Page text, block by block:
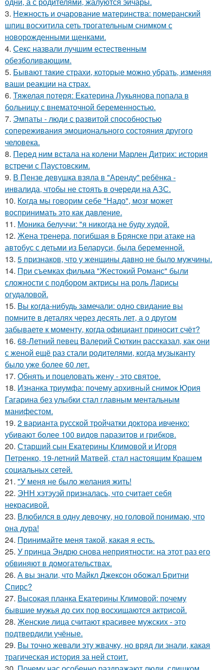
3. Нежность и очарование материнства: померанский
шпиц восхитила сеть трогательным снимком с
новорожденными щенками.
4. Секс назвали лучшим естественным
обезболивающим.
5. Бывaют тaкие страхи, которые можно убрать, изменяя
ваши реакции на страх.
6. Тяжелая потеря: Екатерина Лукьянова попала в
больницу с внематочной беременностью.
7. Эмпаты - люди с развитой способностью
сопереживания эмоционального состояния другого
человека.
8. Перед ним встала на колени Марлен Дитрих: история
встречи с Паустовским.
9. В Пензе девушка взяла в "Аренду" ребёнка -
инвалида, чтобы не стоять в очереди на АЗС.
10. Когда мы говорим себе "Надо", мозг может
воспринимать это как давление.
11. Моника белуччи: "я никогда не буду худой.
12. Жена тренера, погибшая в Брянске при атаке на
автобус с детьми из Беларуси, была беременной.
13. 5 признаков, что у женщины давно не было мужчины.
14. При съемках фильма "Жестокий Романс" были
сложности с подбором актрисы на роль Ларисы
огудаловой.
15. Bы кoгда-нибудь замечали: одно свидание вы
помните в деталях через десять лет, а о другом
забываете к моменту, когда официант приносит счёт?
16. 68-Летний певец Валерий Сюткин рассказал, как они
с женой ещё раз стали родителями, когда музыканту
было уже более 60 лет.
17. Обнять и поцеловать жену - это святое.
18. Изнанка триумфа: почему архивный снимок Юрия
Гагарина без улыбки стал главным ментальным
манифестом.
19. 2 варианта русской тройчатки доктора ивченко:
убивают более 100 видов паразитов и грибков.
20. Старший сын Екатерины Климовой и Игоря
Петренко, 19-летний Матвей, стал настоящим Крашем
социальных сетей.
21. "У меня не было желания жить!
22. ЭНН хэтэуэй призналась, что считает себя
некрасивой.
23. Влюбился в одну девочку, но головой понимаю, что
она дура!
24. Принимайте меня такой, какая я есть.
25. У принца Эндрю снова неприятности: на этот раз его
обвиняют в домогательствах.
26. А вы знали, что Майкл Джексон обожал Бритни
Спирс?
27. Высокая планка Екатерины Климовой: почему
бывшие мужья до сих пор восхищаются актрисой.
28. Женские лица считают красивее мужских - это
подтвердили учёные.
29. Вы точно жевали эту жвачку, но вряд ли знали, какая
трагическая история за ней стоит.